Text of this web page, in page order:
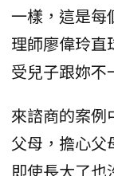
一樣，這是每
理師廖偉玲直
受兒子跟妳不
來諮商的案例
父母，擔心父
即使長大了也